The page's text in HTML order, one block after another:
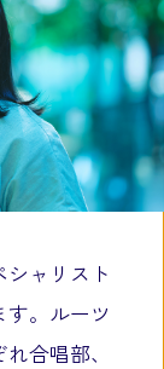
ャリスト
。ルーツ
合唱部、